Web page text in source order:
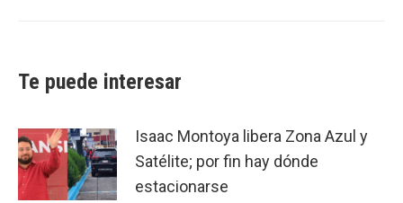
Te puede interesar
Isaac Montoya libera Zona Azul y
Satélite; por fin hay dónde
estacionarse